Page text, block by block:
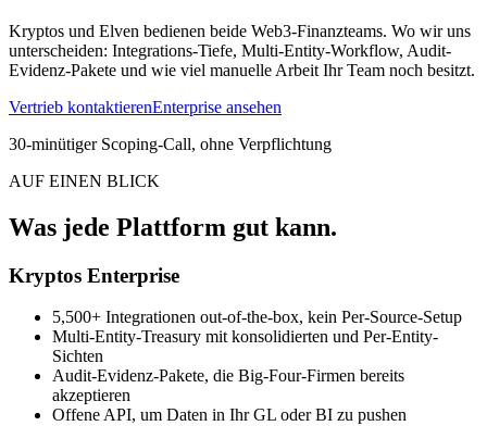
Kryptos und Elven bedienen beide Web3-Finanzteams. Wo wir uns
unterscheiden: Integrations-Tiefe, Multi-Entity-Workflow, Audit-
Evidenz-Pakete und wie viel manuelle Arbeit Ihr Team noch besitzt.
Vertrieb kontaktierenEnterprise ansehen
30-minütiger Scoping-Call, ohne Verpflichtung
AUF EINEN BLICK
Was jede Plattform gut kann.
Kryptos Enterprise
5,500+ Integrationen out-of-the-box, kein Per-Source-Setup
Multi-Entity-Treasury mit konsolidierten und Per-Entity-
Sichten
Audit-Evidenz-Pakete, die Big-Four-Firmen bereits
akzeptieren
Offene API, um Daten in Ihr GL oder BI zu pushen